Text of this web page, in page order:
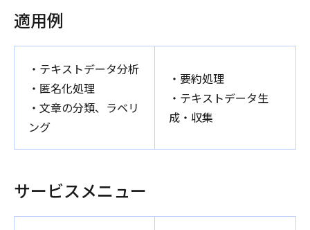
適用例
・テキストデータ分析
・匿名化処理
・文章の分類、ラベリ
ング
・要約処理
・テキストデータ生
成・収集
サービスメニュー